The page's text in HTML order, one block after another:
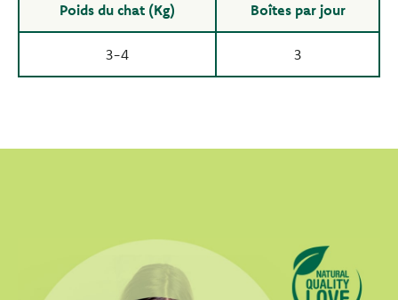
Poids du chat (Kg) Boîtes par jour
3-4 3